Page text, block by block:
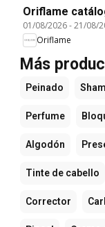
Oriflame
01/08/2026-21/08/
Oriflame
Más
Peinado
Perfume
Algodón
Tinte de cabello
Corrector